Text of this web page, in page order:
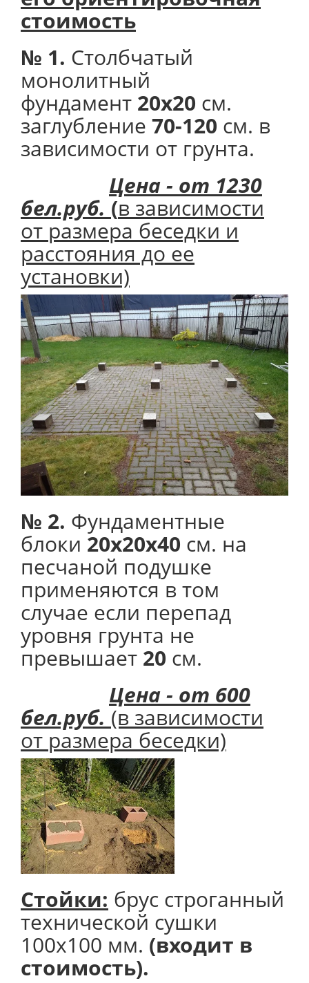
стоимость
№ 1. Столбчатый
монолитный
фундамент 20х20 см.
заглубление 70-120 см. в
зависимости от грунта.
Цена - от 1230
бел.руб. (в зависимости
от размера беседки и
расстояния до ее
установки)
№ 2. Фундаментные
блоки 20х20х40 см. на
песчаной подушке
применяются в том
случае если перепад
уровня грунта не
превышает 20 см.
Цена - от 600
бел.руб. (в зависимости
от размера беседки)
Стойки: брус строганный
технической сушки
100х100 мм. (входит в
стоимость).